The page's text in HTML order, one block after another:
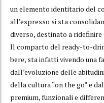
un elemento identitario del
all’espresso si sta
diverso, destinato a
Il comparto del ready-to-
bere, sta infatti vivendo una
dall’evoluzione delle
della cultura “on the go” e
premium, funzionali e